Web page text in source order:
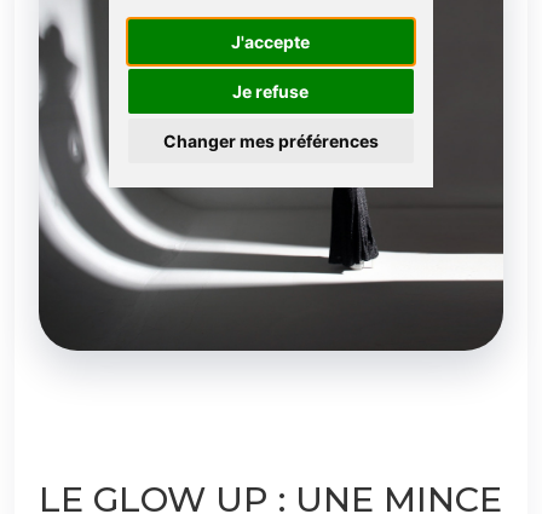
J'accepte
Je refuse
Changer mes préférences
LE GLOW UP : UNE MINCE